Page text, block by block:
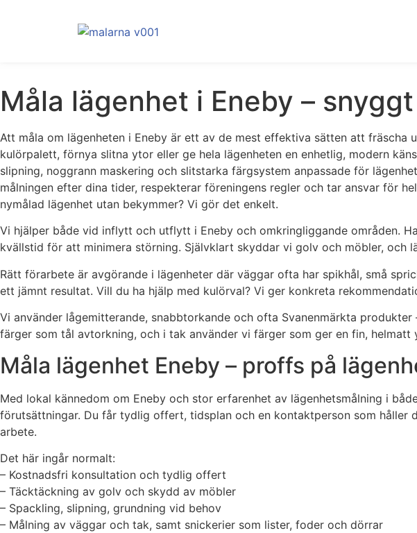
Måla lägenhet i Eneby –
Att måla om lägenheten i Eneby är ett av de mest effektiva sätten att
kulörpalett, förnya slitna ytor eller ge hela lägenheten en enhetlig, modern
slipning, noggrann maskering och slitstarka färgsystem anpassade för
målningen efter dina tider, respekterar föreningens regler och tar ansvar för
nymålad lägenhet utan bekymmer? Vi gör det enkelt.
Vi hjälper både vid inflytt och utflytt i Eneby och omkringliggande områden.
kvällstid för att minimera störning. Självklart skyddar vi golv och möbler, och
Rätt förarbete är avgörande i lägenheter där väggar ofta har spikhål, små
ett jämnt resultat. Vill du ha hjälp med kulörval? Vi ger konkreta
Vi använder lågemitterande, snabbtorkande och ofta Svanenmärkta
färger som tål avtorkning, och i tak använder vi färger som ger en fin, helmatt
Måla lägenhet Eneby – proffs på
Med lokal kännedom om Eneby och stor erfarenhet av lägenhetsmålning i
förutsättningar. Du får tydlig offert, tidsplan och en kontaktperson som
arbete.
Det här ingår normalt:
– Kostnadsfri konsultation och tydlig offert
– Täcktäckning av golv och skydd av möbler
– Spackling, slipning, grundning vid behov
– Målning av väggar och tak, samt snickerier som lister, foder och dörrar